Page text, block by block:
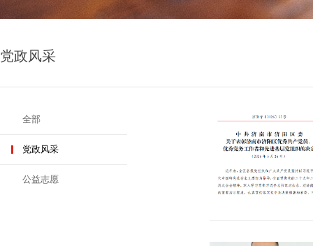
党政风采
全部
党政风采
公益志愿